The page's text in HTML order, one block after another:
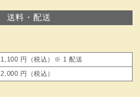
送料・配送
1,100 円（税込）※ 1 配送
2,000 円（税込）